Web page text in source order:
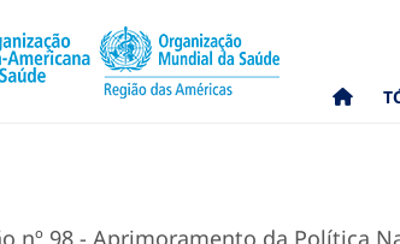
nº 98 - Aprimoramento da Política